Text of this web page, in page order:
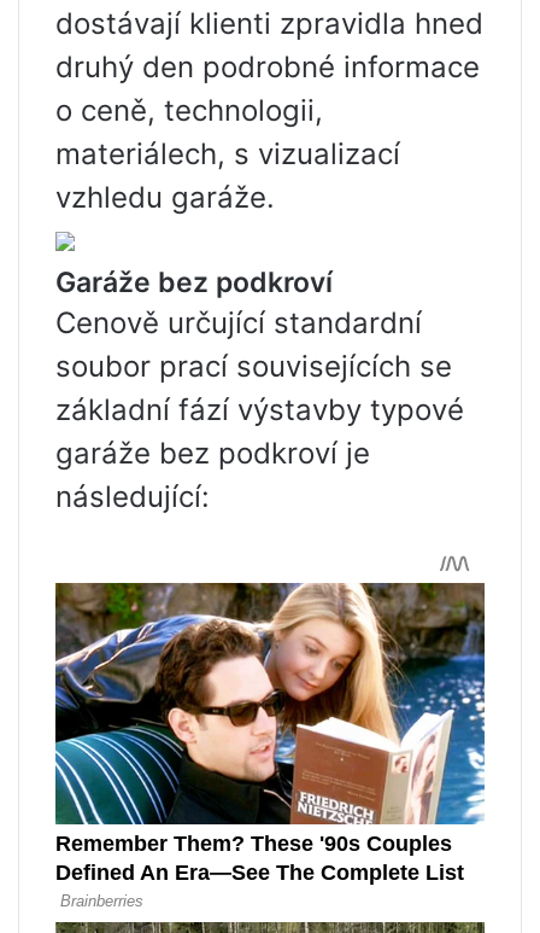
dostávají klienti zpravidla hned
druhý den podrobné informace
o ceně, technologii,
materiálech, s vizualizací
vzhledu garáže.
Garáže bez podkroví
Cenově určující standardní
soubor prací souvisejících se
základní fází výstavby typové
garáže bez podkroví je
následující: